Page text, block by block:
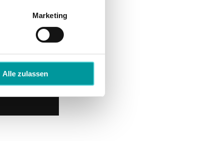
Marketing
Alle zulassen